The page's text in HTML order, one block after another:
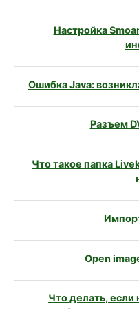
Настройка
Ошибка Java:
Разъем
Что такое папка
Open
Что делать, если